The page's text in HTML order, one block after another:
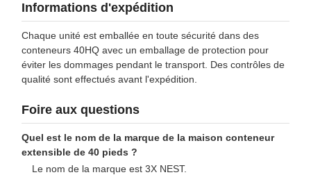
Informations d'expédition
Chaque unité est emballée en toute sécurité dans des
conteneurs 40HQ avec un emballage de protection pour
éviter les dommages pendant le transport. Des contrôles de
qualité sont effectués avant l'expédition.
Foire aux questions
Quel est le nom de la marque de la maison conteneur
extensible de 40 pieds ?
Le nom de la marque est 3X NEST.